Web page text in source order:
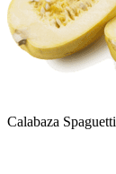
Calabaza Spaguetti